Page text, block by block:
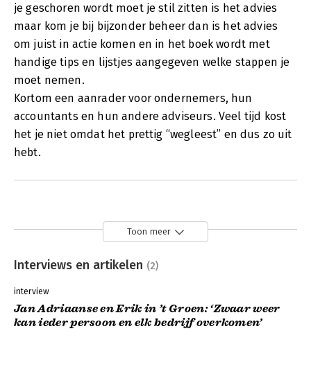
je geschoren wordt moet je stil zitten is het advies
maar kom je bij bijzonder beheer dan is het advies
om juist in actie komen en in het boek wordt met
handige tips en lijstjes aangegeven welke stappen je
moet nemen.
Kortom een aanrader voor ondernemers, hun
accountants en hun andere adviseurs. Veel tijd kost
het je niet omdat het prettig “wegleest” en dus zo uit
hebt.
Toon meer
Interviews en artikelen (2)
interview
Jan Adriaanse en Erik in ’t Groen: ‘Zwaar weer
kan ieder persoon en elk bedrijf overkomen’